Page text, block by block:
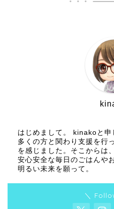
はじめまして。 kinakoと
多くの方と関わり支援を行
を感じました。そこからは
安心安全な毎日のごはんや
明るい未来を願って。
＼